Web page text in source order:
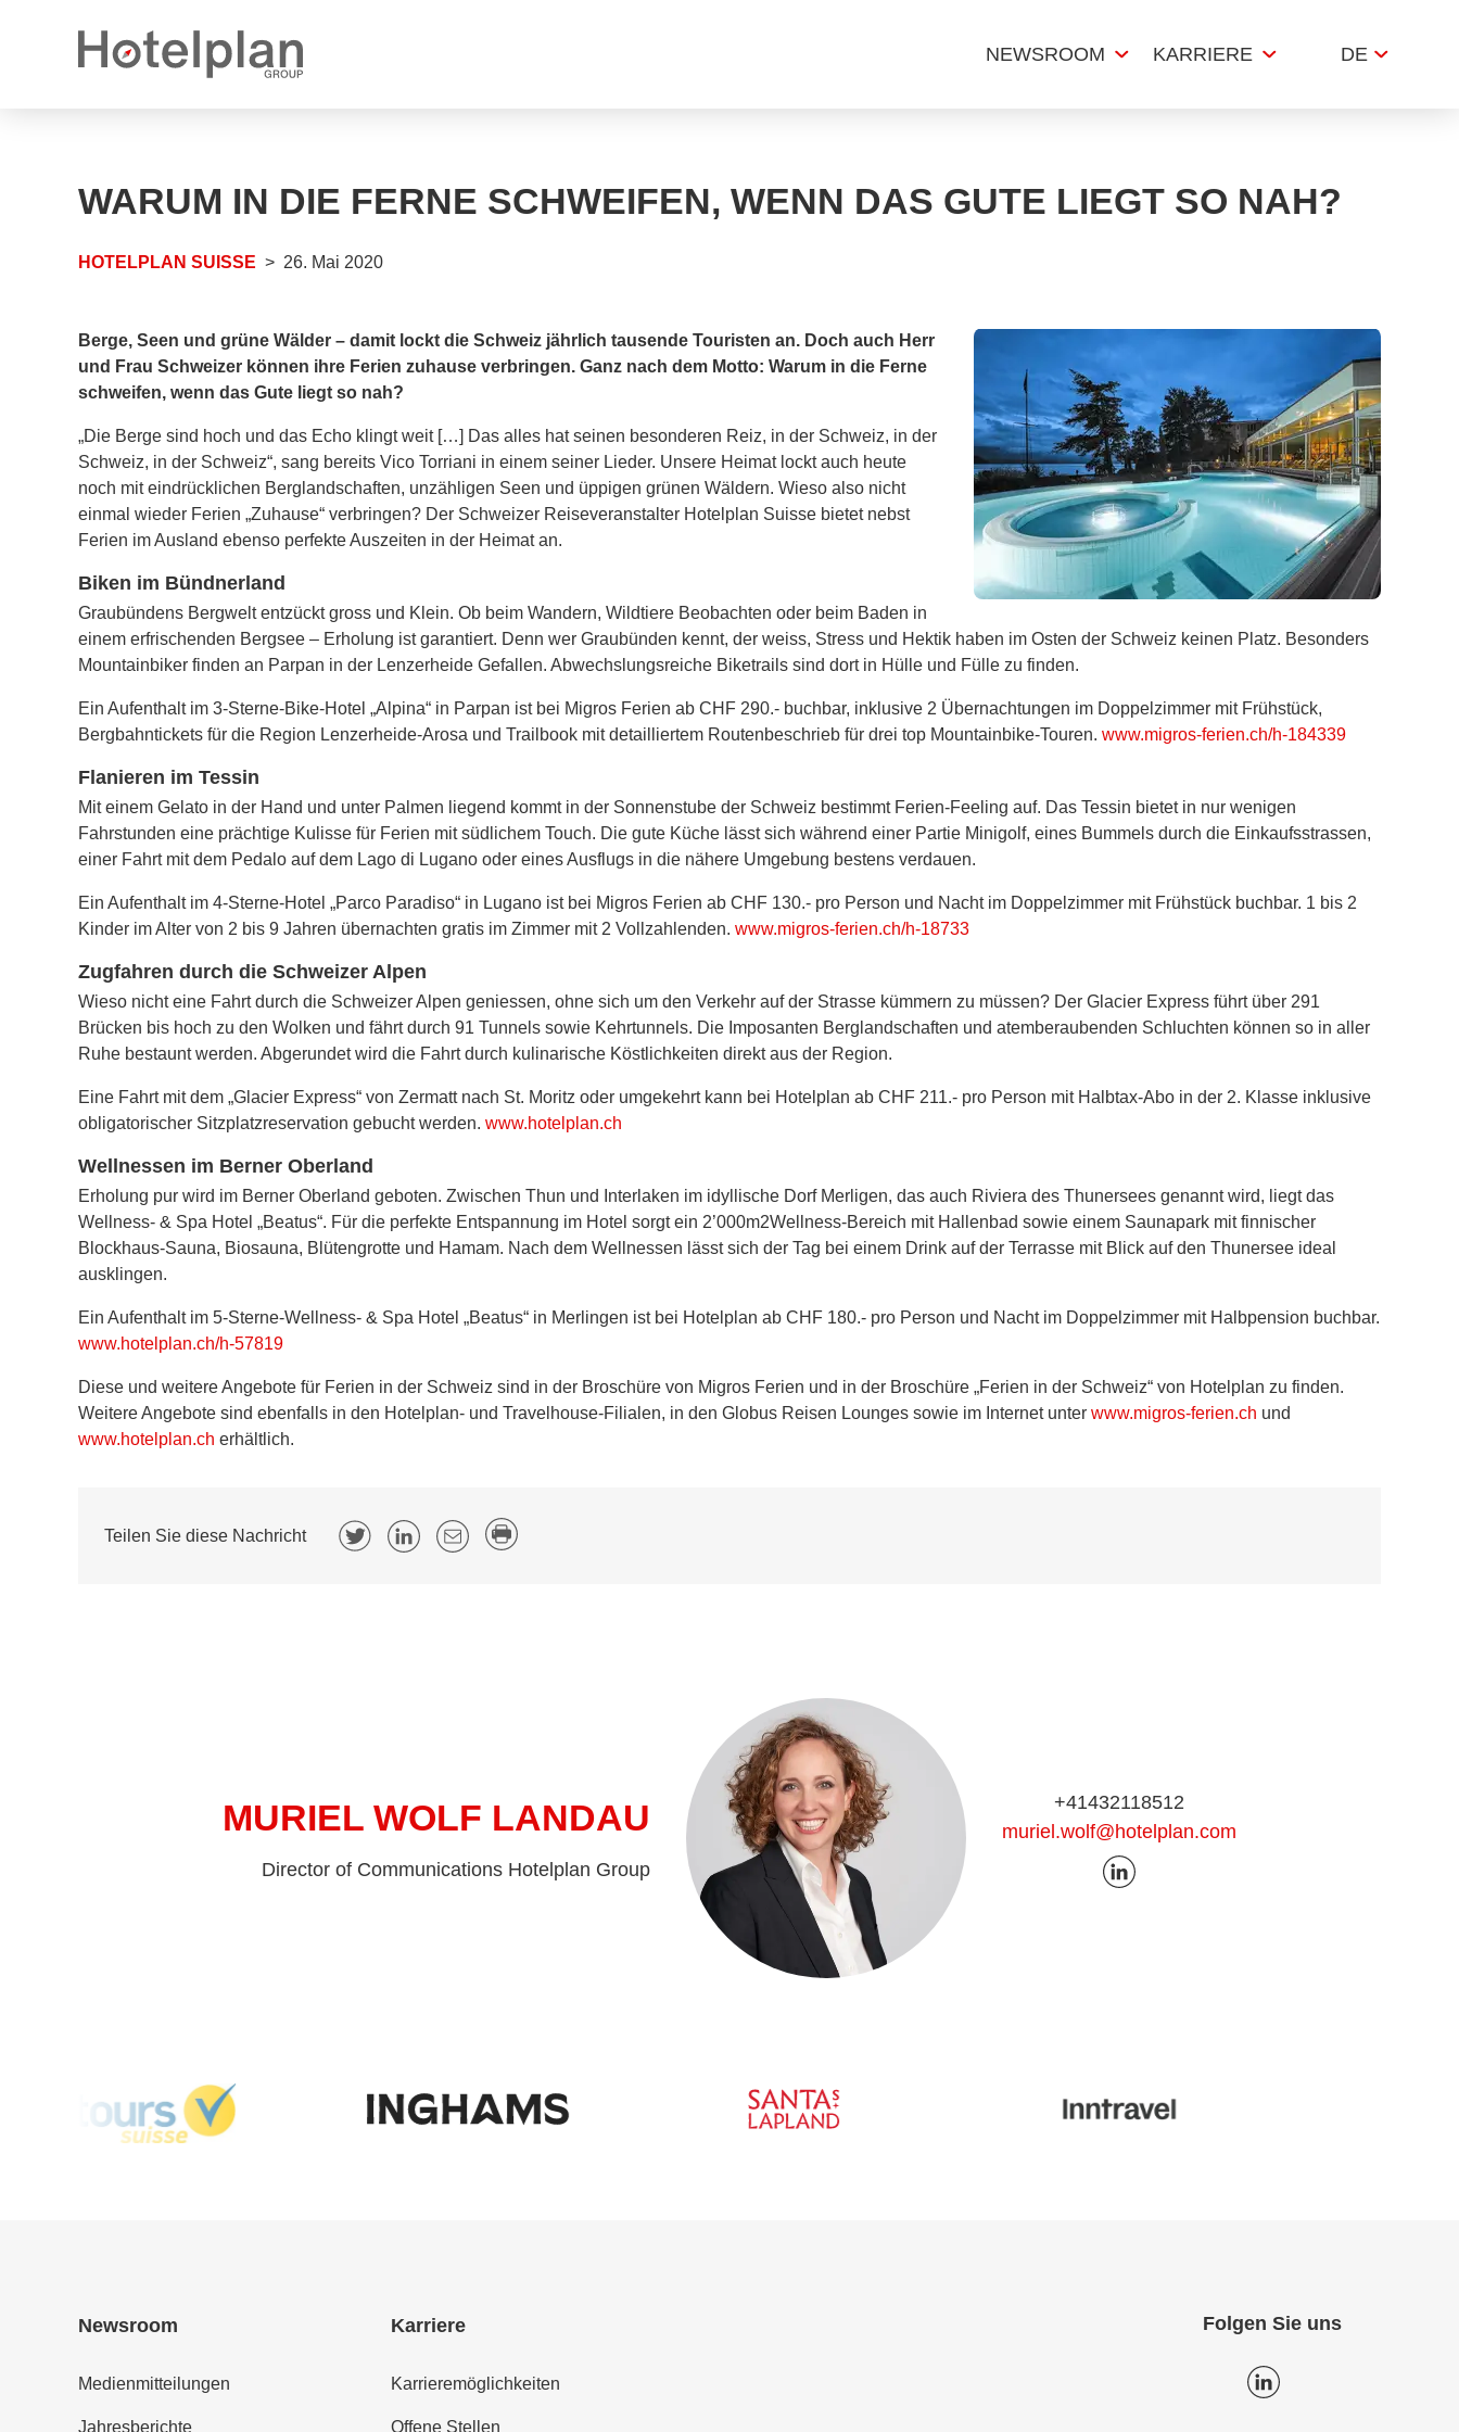
NEWSROOM
Jahresberichte
Logos
KARRIERE
Offene Stellen
Offene Lehrstellen
DE
WARUM IN DIE FERNE SCHWEIFEN, WENN DAS GUTE LIEGT SO NAH?
HOTELPLAN SUISSE 26. Mai 2020
Berge, Seen und grüne Wälder – damit lockt die Schweiz jährlich tausende Touristen an. Doch auch Herr
und Frau Schweizer können ihre Ferien zuhause verbringen. Ganz nach dem Motto: Warum in die Ferne
schweifen, wenn das Gute liegt so nah?
„Die Berge sind hoch und das Echo klingt weit […] Das alles hat seinen besonderen Reiz, in der Schweiz, in der
Schweiz, in der Schweiz“, sang bereits Vico Torriani in einem seiner Lieder. Unsere Heimat lockt auch heute
noch mit eindrücklichen Berglandschaften, unzähligen Seen und üppigen grünen Wäldern. Wieso also nicht
einmal wieder Ferien „Zuhause“ verbringen? Der Schweizer Reiseveranstalter Hotelplan Suisse bietet nebst
Ferien im Ausland ebenso perfekte Auszeiten in der Heimat an.
Biken im Bündnerland
Graubündens Bergwelt entzückt gross und Klein. Ob beim Wandern, Wildtiere Beobachten oder beim Baden in
einem erfrischenden Bergsee – Erholung ist garantiert. Denn wer Graubünden kennt, der weiss, Stress und Hektik haben im Osten der Schweiz keinen Platz. Besonders
Mountainbiker finden an Parpan in der Lenzerheide Gefallen. Abwechslungsreiche Biketrails sind dort in Hülle und Fülle zu finden.
Ein Aufenthalt im 3-Sterne-Bike-Hotel „Alpina“ in Parpan ist bei Migros Ferien ab CHF 290.- buchbar, inklusive 2 Übernachtungen im Doppelzimmer mit Frühstück,
Bergbahntickets für die Region Lenzerheide-Arosa und Trailbook mit detailliertem Routenbeschrieb für drei top Mountainbike-Touren. www.migros-ferien.ch/h-184339
Flanieren im Tessin
Mit einem Gelato in der Hand und unter Palmen liegend kommt in der Sonnenstube der Schweiz bestimmt Ferien-Feeling auf. Das Tessin bietet in nur wenigen
Fahrstunden eine prächtige Kulisse für Ferien mit südlichem Touch. Die gute Küche lässt sich während einer Partie Minigolf, eines Bummels durch die Einkaufsstrassen,
einer Fahrt mit dem Pedalo auf dem Lago di Lugano oder eines Ausflugs in die nähere Umgebung bestens verdauen.
Ein Aufenthalt im 4-Sterne-Hotel „Parco Paradiso“ in Lugano ist bei Migros Ferien ab CHF 130.- pro Person und Nacht im Doppelzimmer mit Frühstück buchbar. 1 bis 2
Kinder im Alter von 2 bis 9 Jahren übernachten gratis im Zimmer mit 2 Vollzahlenden. www.migros-ferien.ch/h-18733
Zugfahren durch die Schweizer Alpen
Wieso nicht eine Fahrt durch die Schweizer Alpen geniessen, ohne sich um den Verkehr auf der Strasse kümmern zu müssen? Der Glacier Express führt über 291
Brücken bis hoch zu den Wolken und fährt durch 91 Tunnels sowie Kehrtunnels. Die Imposanten Berglandschaften und atemberaubenden Schluchten können so in aller
Ruhe bestaunt werden. Abgerundet wird die Fahrt durch kulinarische Köstlichkeiten direkt aus der Region.
Eine Fahrt mit dem „Glacier Express“ von Zermatt nach St. Moritz oder umgekehrt kann bei Hotelplan ab CHF 211.- pro Person mit Halbtax-Abo in der 2. Klasse inklusive
obligatorischer Sitzplatzreservation gebucht werden. www.hotelplan.ch
Wellnessen im Berner Oberland
Erholung pur wird im Berner Oberland geboten. Zwischen Thun und Interlaken im idyllische Dorf Merligen, das auch Riviera des Thunersees genannt wird, liegt das
Wellness- & Spa Hotel „Beatus“. Für die perfekte Entspannung im Hotel sorgt ein 2’000m2Wellness-Bereich mit Hallenbad sowie einem Saunapark mit finnischer
Blockhaus-Sauna, Biosauna, Blütengrotte und Hamam. Nach dem Wellnessen lässt sich der Tag bei einem Drink auf der Terrasse mit Blick auf den Thunersee ideal
ausklingen.
Ein Aufenthalt im 5-Sterne-Wellness- & Spa Hotel „Beatus“ in Merlingen ist bei Hotelplan ab CHF 180.- pro Person und Nacht im Doppelzimmer mit Halbpension buchbar.
www.hotelplan.ch/h-57819
Diese und weitere Angebote für Ferien in der Schweiz sind in der Broschüre von Migros Ferien und in der Broschüre „Ferien in der Schweiz“ von Hotelplan zu finden.
Weitere Angebote sind ebenfalls in den Hotelplan- und Travelhouse-Filialen, in den Globus Reisen Lounges sowie im Internet unter www.migros-ferien.ch und
www.hotelplan.ch erhältlich.
Teilen Sie diese Nachricht
MURIEL WOLF LANDAU
Director of Communications Hotelplan Group
+41432118512
muriel.wolf@hotelplan.com
Newsroom
Medienmitteilungen
Jahresberichte
Karriere
Karrieremöglichkeiten
Offene Stellen
Folgen Sie uns